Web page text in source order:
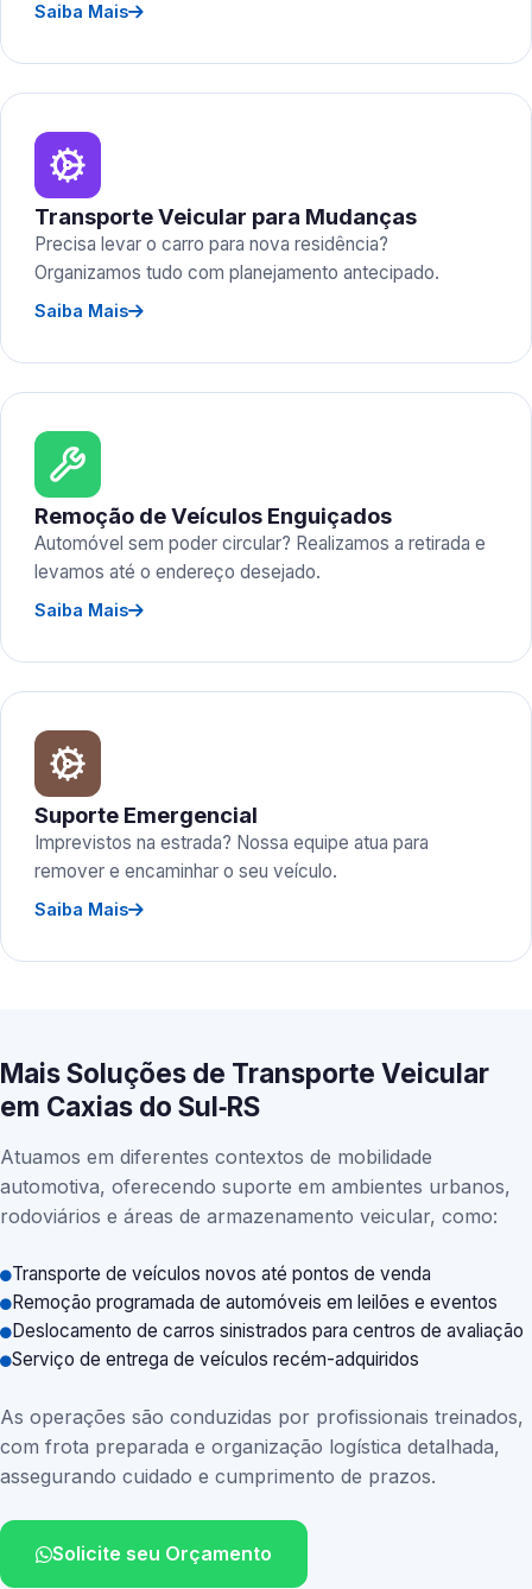
Saiba Mais
Transporte Veicular para Mudanças
Precisa levar o carro para nova residência?
Organizamos tudo com planejamento antecipado.
Saiba Mais
Remoção de Veículos Enguiçados
Automóvel sem poder circular? Realizamos a retirada e
levamos até o endereço desejado.
Saiba Mais
Suporte Emergencial
Imprevistos na estrada? Nossa equipe atua para
remover e encaminhar o seu veículo.
Saiba Mais
Mais Soluções de Transporte Veicular
em Caxias do Sul‑RS
Atuamos em diferentes contextos de mobilidade
automotiva, oferecendo suporte em ambientes urbanos,
rodoviários e áreas de armazenamento veicular, como:
Transporte de veículos novos até pontos de venda
Remoção programada de automóveis em leilões e eventos
Deslocamento de carros sinistrados para centros de avaliação
Serviço de entrega de veículos recém-adquiridos
As operações são conduzidas por profissionais treinados,
com frota preparada e organização logística detalhada,
assegurando cuidado e cumprimento de prazos.
Solicite seu Orçamento